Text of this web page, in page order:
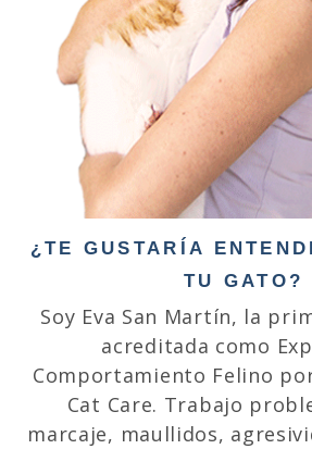
¿TE GUSTARÍA
TU GATO?
Soy Eva San Martín, la
acreditada como
Comportamiento Felino
Cat Care. Trabajo
marcaje, maullidos,